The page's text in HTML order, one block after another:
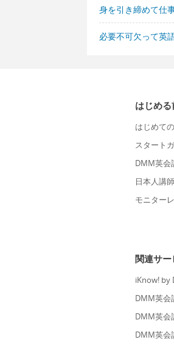
身を引き締めて仕
必要不可欠って英
はじめる
はじめて
スタート
DMM英会
日本人講師
モニター
関連サー
iKnow! by
DMM英会
DMM英会
DMM英会